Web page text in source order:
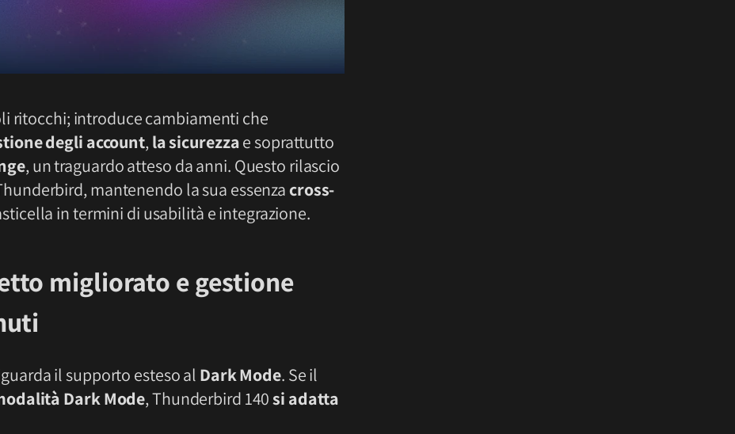
ritocchi; introduce cambiamenti che
degli account,la sicurezzae soprattutto
, un traguardo atteso da anni. Questo rilascio
mantenendo la sua essenzacross-
in termini di usabilità e integrazione.
migliorato e gestione
il supporto esteso al Dark Mode. Se il
Dark Mode, Thunderbird 140si adatta